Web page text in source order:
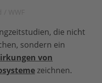
die nicht
sondern ein
von
zeichnen.